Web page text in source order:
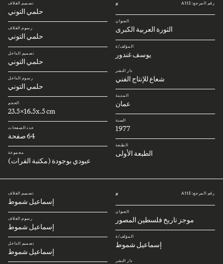
رقم المرجع: A113 #
العنوان
الثورة العربية الكبرى
المؤلف/ة
يوسف غندور
دار النشر
شعاع للإنتاج الفني
المدينة
عمان
السنة
1977
الطبعة
الطبعة الأولى
تصميم الغلاف
حلمي التوني
رسوم الغلاف
حلمي التوني
تصميم الداخل
حلمي التوني
رسوم الداخل
حلمي التوني
الحجم
23.5x16.5x.5 cm
عدد الصفحات
64 صفحة
مجموعة
عبودي بوجودة (مكتبة الفرات)
رقم المرجع: A115 #
العنوان
موجز تاريخ فلسطين المصور
المؤلف/ة
إسماعيل شموط
دار النشر
تصميم الغلاف
إسماعيل شموط
رسوم الغلاف
إسماعيل شموط
تصميم الداخل
إسماعيل شموط